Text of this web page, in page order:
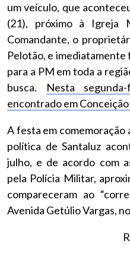
um veículo, que
(21), próximo à Igreja
Comandante, o
Pelotão, e imediatamente
para a PM em toda a
busca.
Nesta
encontrado em
A festa em comemoração
política de Santaluz
julho, e de acordo com
pela Polícia Militar,
compareceram ao
Avenida Getúlio Vargas,